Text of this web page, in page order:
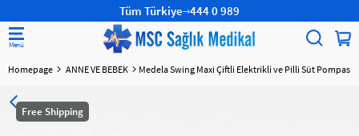
Tüm Türkiye 444 0 989
Homepage ANNE VE BEBEK Medela Swing Maxi Çiftli Elektrikli ve Pilli Süt Pompası
Free Shipping